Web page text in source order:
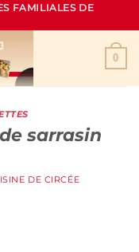
FAMILIALES DE
0
sarrasin
DE CIRCÉE